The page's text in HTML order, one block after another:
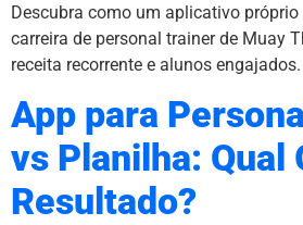
Descubra como um aplicativo
carreira de personal trainer de Muay
receita recorrente e alunos
App para
vs Planilha: Qual
Resultado?